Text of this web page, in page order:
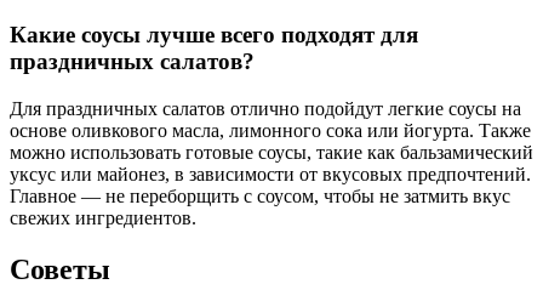
Какие соусы лучше всего подходят для
праздничных салатов?
Для праздничных салатов отлично подойдут легкие соусы на
основе оливкового масла, лимонного сока или йогурта. Также
можно использовать готовые соусы, такие как бальзамический
уксус или майонез, в зависимости от вкусовых предпочтений.
Главное — не переборщить с соусом, чтобы не затмить вкус
свежих ингредиентов.
Советы